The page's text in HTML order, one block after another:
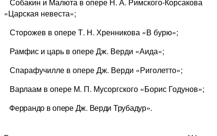
Собакин и Малюта в опере Н. А. Римского-Корсакова
«Царская невеста»;
Сторожев в опере Т. Н. Хренникова «В бурю»;
Рамфис и царь в опере Дж. Верди «Аида»;
Спарафучилле в опере Дж. Верди «Риголетто»;
Варлаам в опере М. П. Мусоргского «Борис Годунов»;
Феррандо в опере Дж. Верди Трубадур».